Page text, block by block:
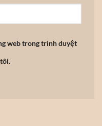
web trong trình duyệt